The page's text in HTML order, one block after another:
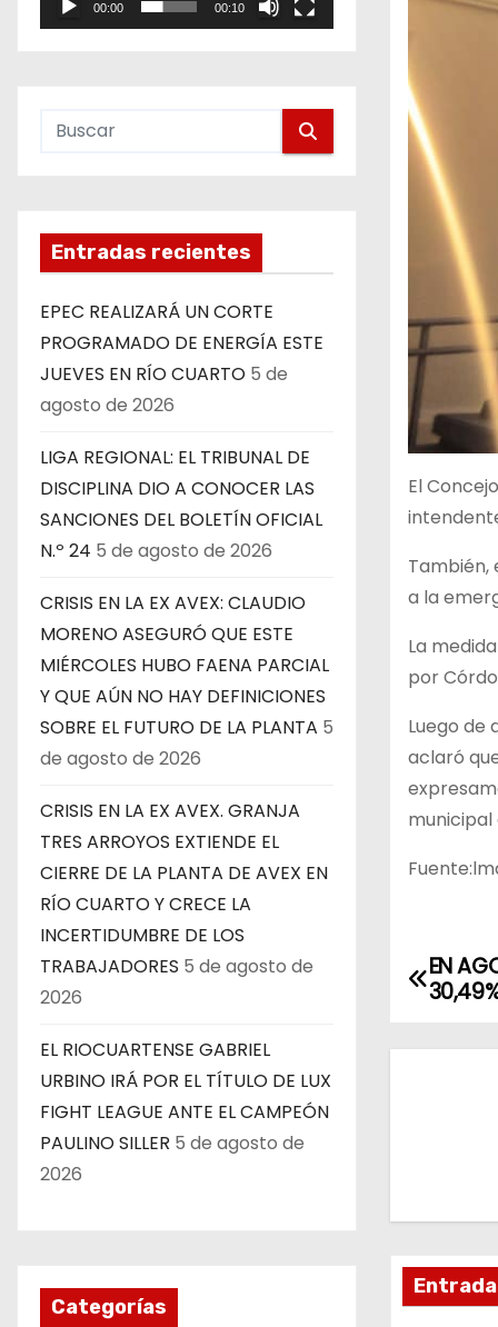
00:00 00:10
Entradas recientes
EPEC REALIZARÁ UN CORTE
PROGRAMADO DE ENERGÍA ESTE
JUEVES EN RÍO CUARTO 5 de
agosto de 2026
LIGA REGIONAL: EL TRIBUNAL DE
DISCIPLINA DIO A CONOCER LAS
SANCIONES DEL BOLETÍN OFICIAL
N.º 24 5 de agosto de 2026
CRISIS EN LA EX AVEX: CLAUDIO
MORENO ASEGURÓ QUE ESTE
MIÉRCOLES HUBO FAENA PARCIAL
Y QUE AÚN NO HAY DEFINICIONES
SOBRE EL FUTURO DE LA PLANTA 5
de agosto de 2026
CRISIS EN LA EX AVEX. GRANJA
TRES ARROYOS EXTIENDE EL
CIERRE DE LA PLANTA DE AVEX EN
RÍO CUARTO Y CRECE LA
INCERTIDUMBRE DE LOS
TRABAJADORES 5 de agosto de
2026
EL RIOCUARTENSE GABRIEL
URBINO IRÁ POR EL TÍTULO DE LUX
FIGHT LEAGUE ANTE EL CAMPEÓN
PAULINO SILLER 5 de agosto de
2026
Categorías
El
También,
a la
La
por
Luego de
aclaró
N
c
i
EN